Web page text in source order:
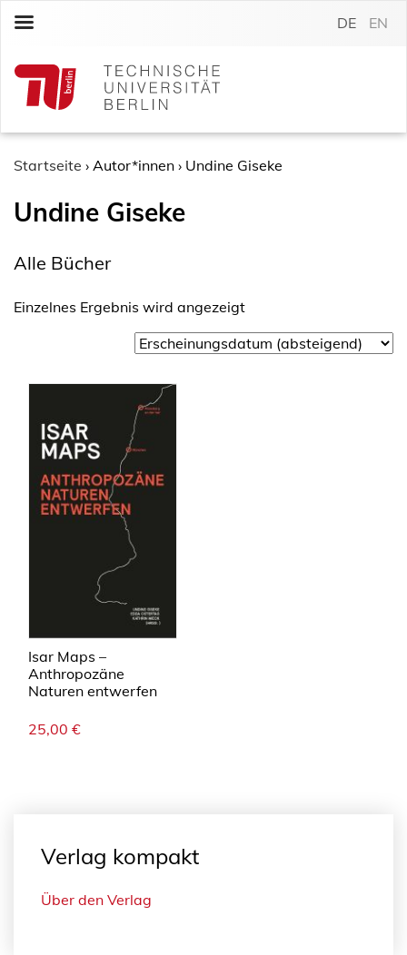
c
DE EN
Startseite › Autor*innen › Undine Giseke
Undine Giseke
Alle Bücher
Einzelnes Ergebnis wird angezeigt
Isar Maps –
Anthropozäne
Naturen entwerfen
25,00 €
Verlag kompakt
Über den Verlag